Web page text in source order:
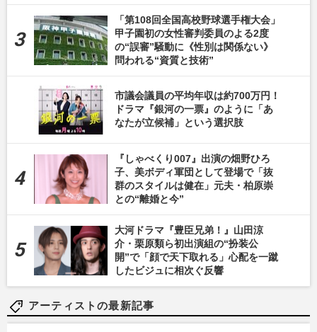
「第108回全国高校野球選手権大会」
甲子園初の女性審判委員のよる2度
の“誤審”騒動に《性別は関係ない》
問われる“資質と技術”
市議会議員の平均年収は約700万円！
ドラマ『銀河の一票』のように「あ
なたが立候補」という選択肢
『しゃべくり007』出演の畑野ひろ
子、美ボディ軍団として登場で「抜
群のスタイルは健在」元夫・柏原崇
との“離婚と今”
大河ドラマ『豊臣兄弟！』山田涼
介・栗原類ら初出演組の“扮装公
開”で「顔で天下取れる」心配を一蹴
したビジュに相次ぐ反響
アーティストの最新記事